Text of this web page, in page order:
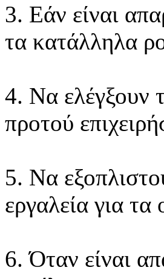
3. Εάν είναι
τα κατάλληλα
4. Να ελέγξουν
προτού
5. Να
εργαλεία για
6. Όταν είναι